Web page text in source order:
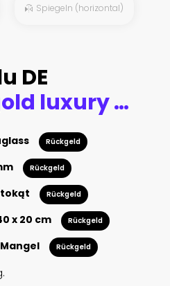
Spiegeln (horizontal)
DE
Abstract gold luxury pattern background
Rückgeld
Rückgeld
Rückgeld
x 20 cm Rückgeld
Mangel Rückgeld